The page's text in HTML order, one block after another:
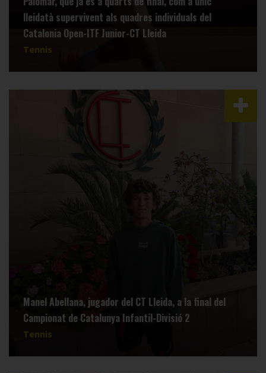
lleidatà supervivent als quadres individuals del
Catalonia Open-ITF Junior-CT Lleida
Tennis
Manel Abellana, jugador del CT Lleida, a la final del
Campionat de Catalunya Infantil-Divisió 2
Tennis